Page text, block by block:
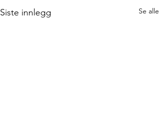
Siste innlegg Se alle